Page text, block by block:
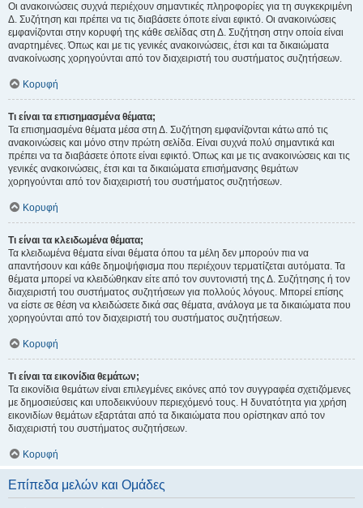
Οι ανακοινώσεις συχνά περιέχουν σημαντικές πληροφορίες για τη συγκεκριμένη
Δ. Συζήτηση και πρέπει να τις διαβάσετε όποτε είναι εφικτό. Οι ανακοινώσεις
εμφανίζονται στην κορυφή της κάθε σελίδας στη Δ. Συζήτηση στην οποία είναι
αναρτημένες. Όπως και με τις γενικές ανακοινώσεις, έτσι και τα δικαιώματα
ανακοίνωσης χορηγούνται από τον διαχειριστή του συστήματος συζητήσεων.
Κορυφή
Τι είναι τα επισημασμένα θέματα;
Τα επισημασμένα θέματα μέσα στη Δ. Συζήτηση εμφανίζονται κάτω από τις
ανακοινώσεις και μόνο στην πρώτη σελίδα. Είναι συχνά πολύ σημαντικά και
πρέπει να τα διαβάσετε όποτε είναι εφικτό. Όπως και με τις ανακοινώσεις και τις
γενικές ανακοινώσεις, έτσι και τα δικαιώματα επισήμανσης θεμάτων
χορηγούνται από τον διαχειριστή του συστήματος συζητήσεων.
Κορυφή
Τι είναι τα κλειδωμένα θέματα;
Τα κλειδωμένα θέματα είναι θέματα όπου τα μέλη δεν μπορούν πια να
απαντήσουν και κάθε δημοψήφισμα που περιέχουν τερματίζεται αυτόματα. Τα
θέματα μπορεί να κλειδώθηκαν είτε από τον συντονιστή της Δ. Συζήτησης ή τον
διαχειριστή του συστήματος συζητήσεων για πολλούς λόγους. Μπορεί επίσης
να είστε σε θέση να κλειδώσετε δικά σας θέματα, ανάλογα με τα δικαιώματα που
χορηγούνται από τον διαχειριστή του συστήματος συζητήσεων.
Κορυφή
Τι είναι τα εικονίδια θεμάτων;
Τα εικονίδια θεμάτων είναι επιλεγμένες εικόνες από τον συγγραφέα σχετιζόμενες
με δημοσιεύσεις και υποδεικνύουν περιεχόμενό τους. Η δυνατότητα για χρήση
εικονιδίων θεμάτων εξαρτάται από τα δικαιώματα που ορίστηκαν από τον
διαχειριστή του συστήματος συζητήσεων.
Κορυφή
Επίπεδα μελών και Ομάδες